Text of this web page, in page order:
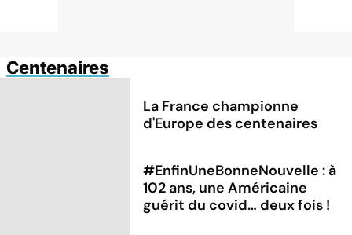
Centenaires
La France championne
d'Europe des centenaires
#EnfinUneBonneNouvelle : à
102 ans, une Américaine
guérit du covid… deux fois !